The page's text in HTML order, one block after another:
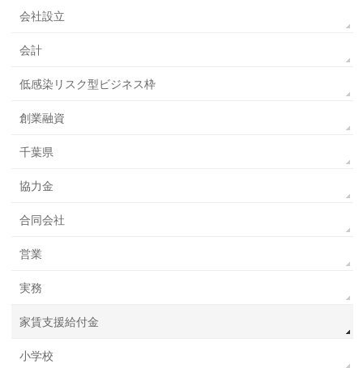
会社設立
会計
低感染リスク型ビジネス枠
創業融資
千葉県
協力金
合同会社
営業
実務
家賃支援給付金
小学校